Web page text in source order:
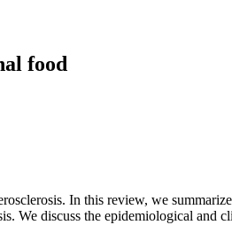
food
In this review, we
discuss the epidemiological and